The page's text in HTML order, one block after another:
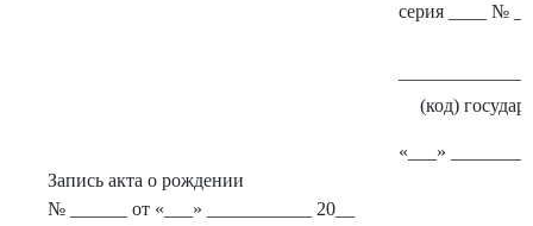
серия ____ №
(код)
«___»
Запись акта о рождении
№ ______ от «___» ___________ 20__